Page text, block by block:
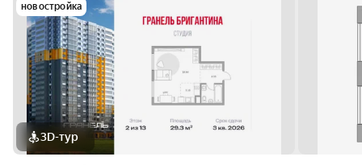
новостройка
3D-тур